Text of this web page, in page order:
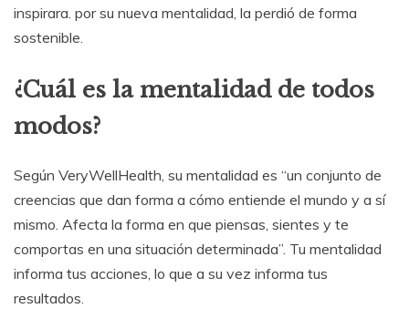
inspirara. por su nueva mentalidad, la perdió de forma
sostenible.
¿Cuál es la mentalidad de todos
modos?
Según VeryWellHealth, su mentalidad es “un conjunto de
creencias que dan forma a cómo entiende el mundo y a sí
mismo. Afecta la forma en que piensas, sientes y te
comportas en una situación determinada”. Tu mentalidad
informa tus acciones, lo que a su vez informa tus
resultados.